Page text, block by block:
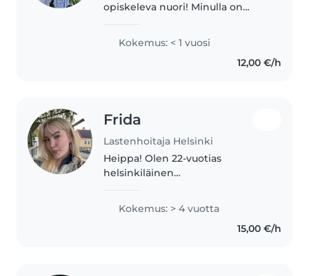
opiskeleva nuori! Minulla on
on nuorempia sisaruksia ja olen
ystäväperheille. Olen rauhallinen,
Kokemus: < 1 vuosi
12,00 €/h
Frida
Lastenhoitaja Helsinki
Heippa! Olen 22-vuotias
helsinkiläinen
Harrastan lukemista, musiikkia,
piirtämistä ja käsitöitä.
Kokemus: > 4 vuotta
15,00 €/h